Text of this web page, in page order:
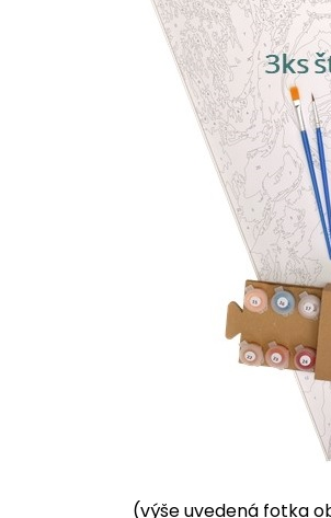
(výše uvedená fotka